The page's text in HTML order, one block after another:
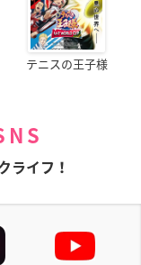
テニスの王子様
ライフ！